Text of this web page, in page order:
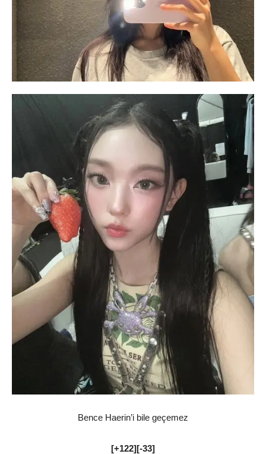
Bence Haerin’i bile geçemez
[+122][-33]